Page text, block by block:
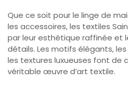
Que ce soit pour le linge de
les accessoires, les textiles
par leur esthétique raffinée et
détails. Les motifs élégants,
les textures luxueuses font de
véritable œuvre d’art textile.